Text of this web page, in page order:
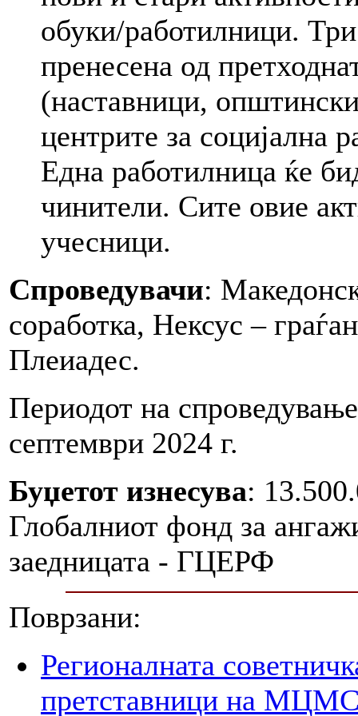
обуки/работилници.
пренесена од
(наставници,
центрите за социјална
Една работилница ќе
чинители. Сите овие
учесници.
Спроведувачи:
соработка, Нексус –
Плеиадес.
Периодот на
септември 2024 г.
Буџетот изнесува:
Глобалниот фонд за
заедницата - ГЦЕРФ
Поврзани:
Регионалната
претставници на МЦМС